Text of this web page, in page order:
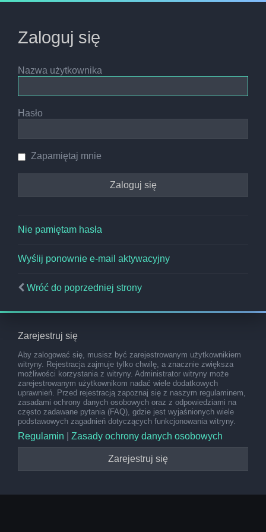
Zaloguj się
Nazwa użytkownika
Hasło
Zapamiętaj mnie
Nie pamiętam hasła
Wyślij ponownie e-mail aktywacyjny
Wróć do poprzedniej strony
Zarejestruj się
Aby zalogować się, musisz być zarejestrowanym użytkownikiem
witryny. Rejestracja zajmuje tylko chwilę, a znacznie zwiększa
możliwości korzystania z witryny. Administrator witryny może
zarejestrowanym użytkownikom nadać wiele dodatkowych
uprawnień. Przed rejestracją zapoznaj się z naszym regulaminem,
zasadami ochrony danych osobowych oraz z odpowiedziami na
często zadawane pytania (FAQ), gdzie jest wyjaśnionych wiele
podstawowych zagadnień dotyczących funkcjonowania witryny.
Regulamin Zasady ochrony danych osobowych
Zarejestruj się